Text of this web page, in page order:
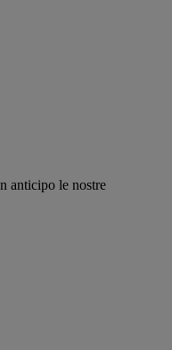
anticipo le nostre